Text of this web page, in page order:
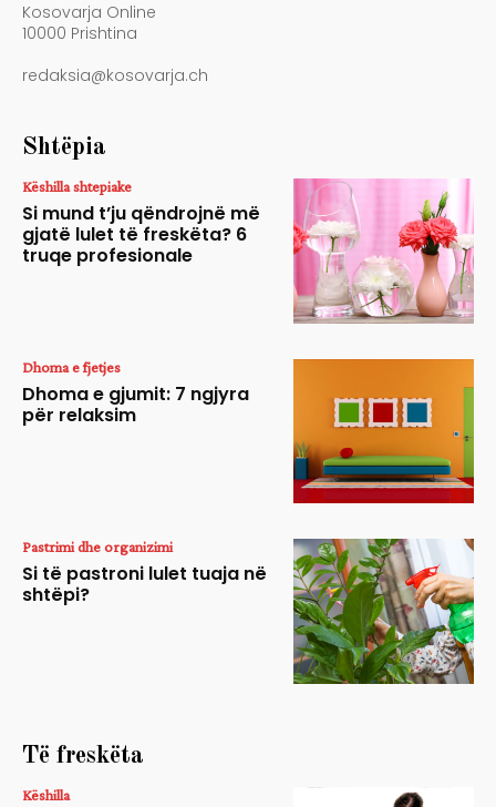
Kosovarja Online
10000 Prishtina
redaksia@kosovarja.ch
Shtëpia
Këshilla shtepiake
Si mund t’ju qëndrojnë më
gjatë lulet të freskëta? 6
truqe profesionale
Dhoma e fjetjes
Dhoma e gjumit: 7 ngjyra
për relaksim
Pastrimi dhe organizimi
Si të pastroni lulet tuaja në
shtëpi?
Të freskëta
Këshilla